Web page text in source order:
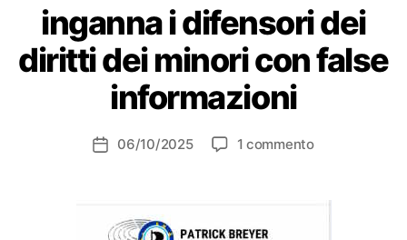
inganna i difensori dei
diritti dei minori con false
informazioni
Data06/10/2025 1 commentosu
Ministero